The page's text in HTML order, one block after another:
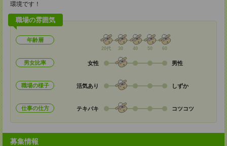
環境です！
職場の雰囲気
年齢層
20代 30 40 50 60
男女比率 女性 男性
職場の様子 活気あり しずか
仕事の仕方 テキパキ コツコツ
募集情報